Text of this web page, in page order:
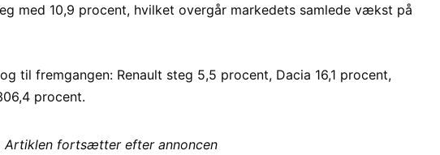
med 10,9 procent, hvilket overgår markedets samlede vækst på
til fremgangen: Renault steg 5,5 procent, Dacia 16,1 procent,
procent.
Artiklen fortsætter efter annoncen